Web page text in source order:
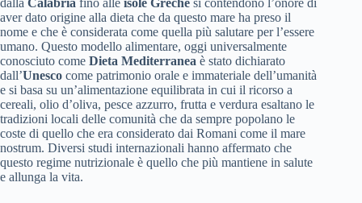
dalla Calabria fino alle isole Greche si contendono l’onore di
aver dato origine alla dieta che da questo mare ha preso il
nome e che è considerata come quella più salutare per l’essere
umano. Questo modello alimentare, oggi universalmente
conosciuto come Dieta Mediterranea è stato dichiarato
dall’Unesco come patrimonio orale e immateriale dell’umanità
e si basa su un’alimentazione equilibrata in cui il ricorso a
cereali, olio d’oliva, pesce azzurro, frutta e verdura esaltano le
tradizioni locali delle comunità che da sempre popolano le
coste di quello che era considerato dai Romani come il mare
nostrum. Diversi studi internazionali hanno affermato che
questo regime nutrizionale è quello che più mantiene in salute
e allunga la vita.